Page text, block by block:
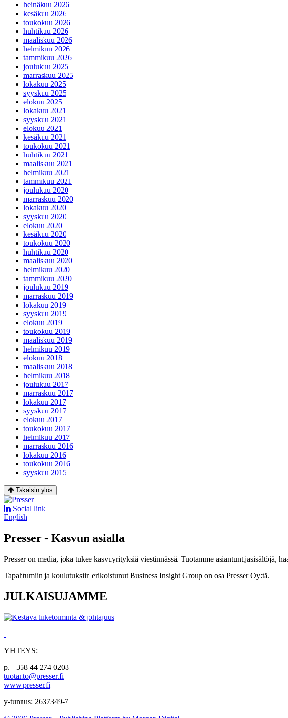
heinäkuu 2026
kesäkuu 2026
toukokuu 2026
huhtikuu 2026
maaliskuu 2026
helmikuu 2026
tammikuu 2026
joulukuu 2025
marraskuu 2025
lokakuu 2025
syyskuu 2025
elokuu 2025
lokakuu 2021
syyskuu 2021
elokuu 2021
kesäkuu 2021
toukokuu 2021
huhtikuu 2021
maaliskuu 2021
helmikuu 2021
tammikuu 2021
joulukuu 2020
marraskuu 2020
lokakuu 2020
syyskuu 2020
elokuu 2020
kesäkuu 2020
toukokuu 2020
huhtikuu 2020
maaliskuu 2020
helmikuu 2020
tammikuu 2020
joulukuu 2019
marraskuu 2019
lokakuu 2019
syyskuu 2019
elokuu 2019
toukokuu 2019
maaliskuu 2019
helmikuu 2019
elokuu 2018
maaliskuu 2018
helmikuu 2018
joulukuu 2017
marraskuu 2017
lokakuu 2017
syyskuu 2017
elokuu 2017
toukokuu 2017
helmikuu 2017
marraskuu 2016
lokakuu 2016
toukokuu 2016
syyskuu 2015
Takaisin ylös
Social link
English
Presser - Kasvun asialla
Presser on media, joka tukee kasvuyrityksiä viestinnässä. Tuotamme asiantuntijasisältöjä,
Tapahtumiin ja koulutuksiin erikoistunut Business Insight Group on osa Presser Oy:tä.
JULKAISUJAMME
YHTEYS:
p. +358 44 274 0208
tuotanto@presser.fi
www.presser.fi
y-tunnus: 2637349-7